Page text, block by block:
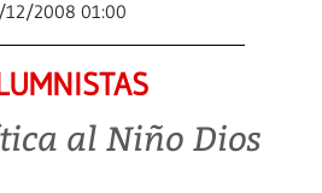
12/2008 01:00
al Niño Dios